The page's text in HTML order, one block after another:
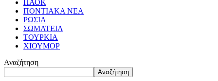
ΠΑΟΚ
ΠΟΝΤΙΑΚΑ ΝΕΑ
ΡΩΣΙΑ
ΣΩΜΑΤΕΙΑ
ΤΟΥΡΚΙΑ
ΧΙΟΥΜΟΡ
Αναζήτηση
Αναζήτηση